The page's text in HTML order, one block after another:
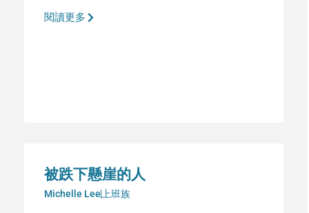
閱讀更多
被跌下懸崖的人
Michelle Lee 上班族